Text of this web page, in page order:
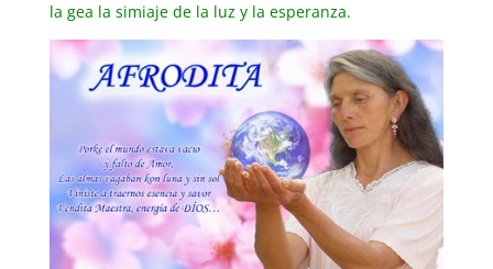
la gea la simiaje de la luz y la esperanza.